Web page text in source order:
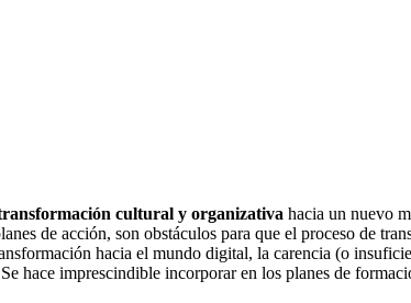
cultural y organizativa hacia un nuevo
de acción, son obstáculos para que el proceso de
hacia el mundo digital, la carencia (o
hace imprescindible incorporar en los planes de